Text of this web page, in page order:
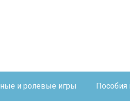
и ролевые игры Пособия